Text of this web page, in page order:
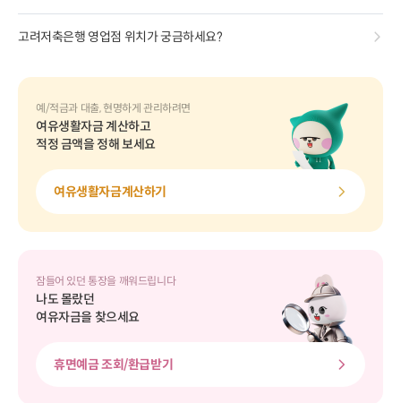
고려저축은행 영업점 위치가 궁금하세요?
예/적금과 대출, 현명하게 관리하려면
여유생활자금 계산하고
적정 금액을 정해 보세요
여유생활자금계산하기
잠들어 있던 통장을 깨워드립니다
나도 몰랐던
여유자금을 찾으세요
휴면예금 조회/환급받기